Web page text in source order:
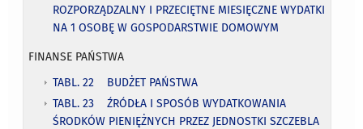
ROZPORZĄDZALNY I PRZECIĘTNE MIESIĘCZNE WYDATKI
NA 1 OSOBĘ W GOSPODARSTWIE DOMOWYM
FINANSE PAŃSTWA
TABL. 22 BUDŻET PAŃSTWA
TABL. 23 ŹRÓDŁA I SPOSÓB WYDATKOWANIA
ŚRODKÓW PIENIĘŻNYCH PRZEZ JEDNOSTKI SZCZEBLA